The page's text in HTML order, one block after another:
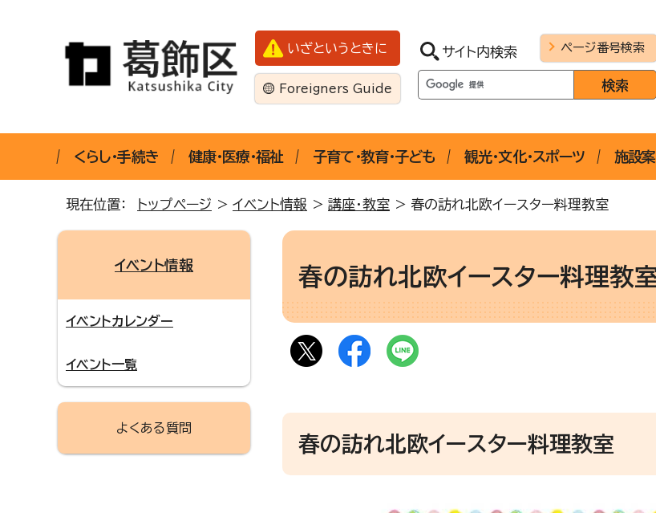
いざというときに
Foreigners Guide
サイト内検索 ページ番号検索
くらし・手続き 健康・医療・福祉 子育て・教育・子ども 観光・文化・スポーツ 施設
現在位置： トップページ > イベント情報 > 講座・教室 > 春の訪れ北欧イースター料理教室
春の訪れ北欧イースター料理教
春の訪れ北欧イースター料理教室
イベント情報
イベントカレンダー
イベント一覧
よくある質問